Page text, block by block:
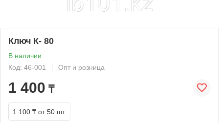
Ключ К- 80
В наличии
Код: 46-001
Опт и розница
1 400 ₸
1 100 ₸ от 50 шт.